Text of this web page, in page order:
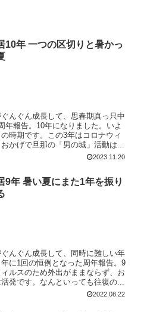
10年 一つの区切りと暑かっ
んぐん成長して、思春期真っ只中
年報告。10年になりました。いよ
時期です。この3年はコロナウィ
かげで旦那の「男の城」活動は...
2023.11.20
9年 暑い夏にまた1年を振り
んぐん成長して、同時に難しい年
に1回の恒例となった周年報告。9
ルスのため外出がままならず、お
発です。なんといっても往復の...
2022.08.22